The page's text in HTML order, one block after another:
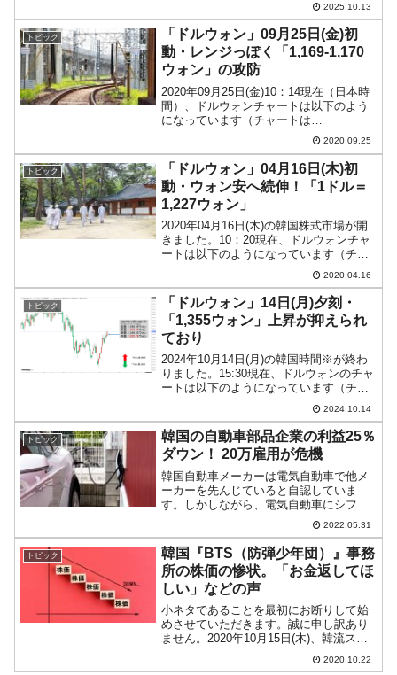
『Investing.com』より引用）。アメリカ
合衆国の株式市場が急落しましたので、
無理...
2025.10.13
トピック
「ドルウォン」09月25日(金)初
動・レンジっぽく「1,169-1,170
ウォン」の攻防
2020年09月25日(金)10：14現在（日本時
間）、ドルウォンチャートは以下のよう
になっています（チャートは
『Investing.com』より引用：以下同）。
一応陽線でウォン安方向ですが、天地が
狭くこれは上下どちらにドレンドを作る
のか分...
2020.09.25
トピック
「ドルウォン」04月16日(木)初
動・ウォン安へ続伸！「1ドル＝
1,227ウォン」
2020年04月16日(木)の韓国株式市場が開
きました。10：20現在、ドルウォンチャ
ートは以下のようになっています（チャ
ートは『Investing.com』より引用：以下
同）。とりあえずはウォン安方向へ進行
しており、10：20現在のところ...
2020.04.16
トピック
「ドルウォン」14日(月)夕刻・
「1,355ウォン」上昇が抑えられ
ており
2024年10月14日(月)の韓国時間※が終わ
りました。15:30現在、ドルウォンのチャ
ートは以下のようになっています（チャ
ートは『Investing.com』より引用）。上
昇が抑えられています。現在のところ「1
ドル＝1,355ウォン」近辺...
2024.10.14
トピック
韓国の自動車部品企業の利益25％
ダウン！ 20万雇用が危機
韓国自動車メーカーは電気自動車で他メ
ーカーを先んじていると自認していま
す。しかしながら、電気自動車にシフト
すればするだけ、これまで形成してき
た、いわゆる「自動車産業の生態系」が
縮小する可能性が高いのです。『韓国経
済新聞』が興味深い調査を実施...
2022.05.31
トピック
韓国『BTS（防弾少年団）』事務
所の株価の惨状。「お金返してほ
しい」などの声
小ネタであることを最初にお断りして始
めさせていただきます。誠に申し訳あり
ません。2020年10月15日(木)、韓流スタ
ー『BTS（防弾少年団）』が所属する韓
国の芸能事務所『ビッグヒット エンター
2020.10.22